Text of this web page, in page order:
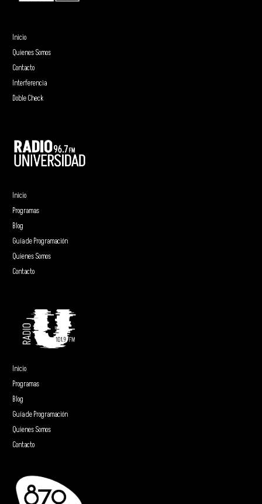
Inicio
Quienes Somos
Contacto
Interferencia
Doble Check
Inicio
Programas
Blog
Guía de Programación
Quienes Somos
Contacto
Inicio
Programas
Blog
Guía de Programación
Quienes Somos
Contacto